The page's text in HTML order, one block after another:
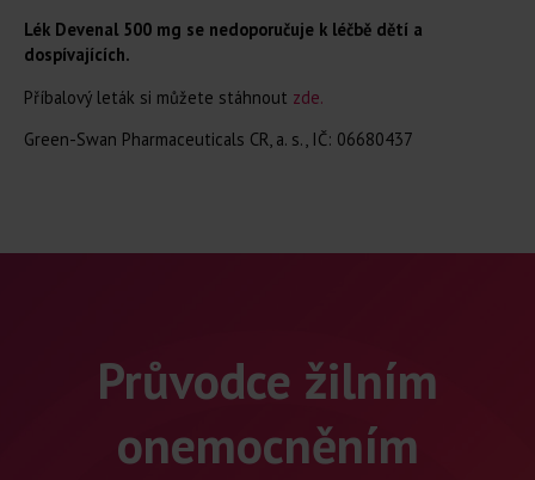
Lék Devenal 500 mg se nedoporučuje k léčbě dětí a
dospívajících.
Příbalový leták si můžete stáhnout zde.
Green-Swan Pharmaceuticals CR, a. s., IČ: 06680437
Průvodce žilním
onemocněním